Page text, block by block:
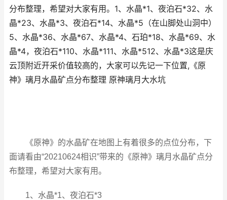
分布整理，希望对大家有用。1、水晶*1、夜泊石*32、水
晶*23、水晶*3、夜泊石*14、水晶*5（在山脚处山洞中）
5、水晶*36、水晶*67、水晶*4、石珀*18、水晶*69、水
晶*4，夜泊石*110、水晶*111、水晶*512、水晶*3这是庆
云顶附近开采价值较高的，大家可以先记一下位置,《原
神》璃月水晶矿点分布整理 原神璃月大水坑
《原神》的水晶矿在地图上有着很多的点位分布，下
面请看由“20210624相识”带来的《原神》璃月水晶矿点分
布整理，希望对大家有用。
1、水晶*1、夜泊石*3